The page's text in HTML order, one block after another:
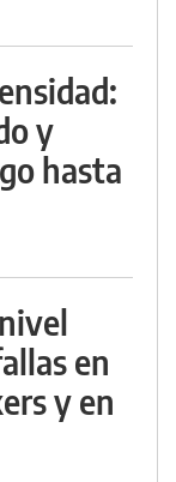
y
hasta
en
y en